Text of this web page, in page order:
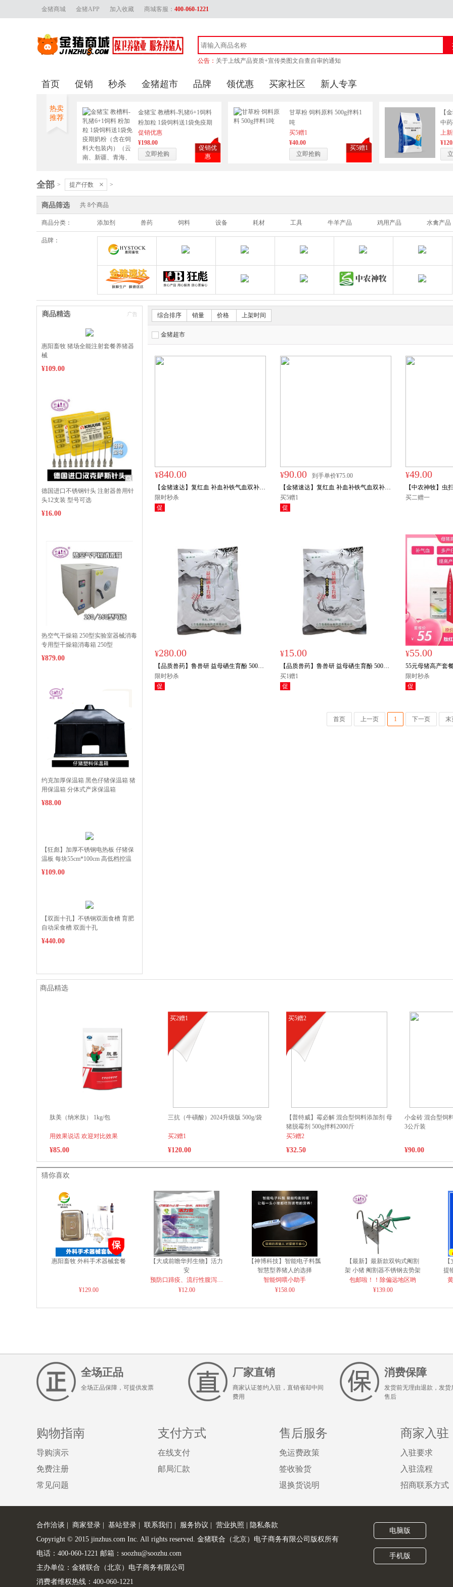
金猪商城 金猪APP 加入收藏 商城客服： 400-060-1221
公告： 关于上线产品资质+宣传类图文自查自审的通知
金猪商城上线产品审核的通知 附新广告法「1 - 29禁」
首页 促销 秒杀 金猪超市 品牌 领优惠 买家社区 新人专享
热卖
推荐
金猪宝 教槽料-乳猪6+1饲料
粉加粒 1袋饲料送1袋免疫期
奶粉（含在饲料大包装内）
（云南、新疆、青海、西
藏、广东广西等边远地区不
促销优惠
¥198.00
立即抢购
促销优
惠
甘草粉 饲料原料 500g拌料1
吨
买5赠1
¥40.00
立即抢购
买5赠1
【
中
上
全部 > 提产仔数 × >
商品筛选 共 8个商品
商品分类： 添加剂 兽药 饲料 设备 耗材 工具 牛羊产品 鸡用产品 水禽产品
品牌：
郑州惠阳畜牧科技有限公司欧诺动保旗舰店 新希望六和 猪升源畜牧养殖器械旗舰店约克农牧养殖器械旗
金猪速达体验店 狂彪畜牧设备耗材金猪旗舰店支农惠牧品牌店 湖北博大生物股份有限公司——猪老大旗舰
中农神牧官方旗舰店
综合排序 销量 价格 上架时间
金猪超市
¥840.00
【金猪速达】复红血 补血补铁气血双补
母猪营养 可饮水可拌料
限时秒杀
促
¥90.00
到手单价¥75.00
【金猪速达】复红血 补血补铁气血双补
母猪营养 可饮水可拌料
买5赠1
促
¥49.00
【中农神牧】虫
药 孕畜可用 体
买二赠一
¥280.00
【品质兽药】鲁兽研 益母硒生育酚 500g
拌料1吨饮水2吨
限时秒杀
促
¥15.00
【品质兽药】鲁兽研 益母硒生育酚 500g
拌料1吨饮水2吨
买1赠1
促
限时
¥55.00
55元母猪高产套
孕母猪/哺乳母猪
限时秒杀
促
首页 上一页 1 下一页 末
商品精选
惠阳畜牧 猪场全能注射套餐养猪器
械
¥109.00
德国进口不锈钢针头 注射器兽用针
头12支装 型号可选
¥16.00
热空气干燥箱 250型实验室器械消毒
专用型干燥箱消毒箱 250型
¥879.00
约克加厚保温箱 黑色仔猪保温箱 猪
用保温箱 分体式产床保温箱
¥88.00
【狂彪】加厚不锈钢电热板 仔猪保
温板 每块55cm*100cm 高低档控温
物流包邮到县 偏远地区加收运费下
¥109.00
【双面十孔】不锈钢双面食槽 育肥
自动采食槽 双面十孔
¥440.00
商品精选
肽美（纳米肽） 1kg/包
用效果说话 欢迎对比效果
¥85.00
买2赠1
三抗（牛磺酸）2024升级版 500g/袋
买2赠1
¥120.00
买5赠2
【普特威】霉必解 混合型饲料添加剂 母
猪脱霉剂 500g拌料2000斤
买5赠2
¥32.50
小金砖 混合型饲
3公斤装
¥90.00
猜你喜欢
惠阳畜牧 外科手术器械套餐
¥129.00
【大成前瞻华邦生物】活力
安
预防口蹄疫、流行性腹泻、
抗细菌、抗病毒、补液盐、
¥12.00
【神博科技】智能电子料瓢
智慧型养猪人的选择
智能饲喂小助手
¥158.00
【最新】最新款双钩式阉割
架 小猪 阉割器不锈钢去势架
阉猪架
包邮啦！！除偏远地区哟
¥139.00
提
全场正品
全场正品保障，可提供发票
厂家直销
商家认证签约入驻，直销省却中间
费用
消费保障
发货前无理由退款，发货
售后
购物指南
导购演示
免费注册
常见问题
支付方式
在线支付
邮局汇款
售后服务
免运费政策
签收验货
退换货说明
商家入驻
入驻要求
入驻流程
招商联系方式
合作洽谈 商家登录 基站登录 联系我们 服务协议 营业执照
隐私条款
Copyright © 2015 jinzhus.com Inc. All rights reserved. 金猪联合（北京）电子商务有限公司版权所有
电话：400-060-1221 邮箱：soozhu@soozhu.com
主办单位：金猪联合（北京）电子商务有限公司
消费者维权热线：400-060-1221
电脑版
手机版